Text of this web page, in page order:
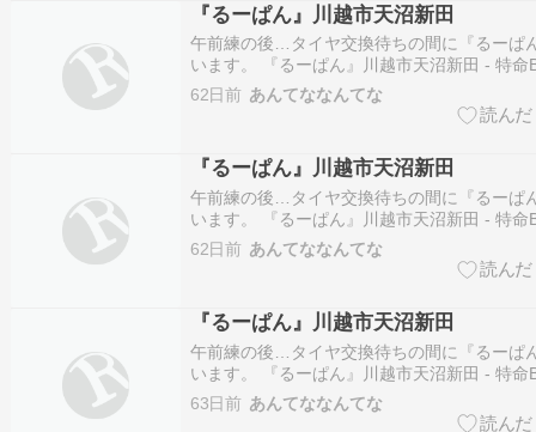
『るーぱん』川越市天沼新田
午前練の後…タイヤ交換待ちの間に『るーぱ
います。 『るーぱん』川越市天沼新田 - 特命
の報告書[埼玉] 続きを読む
62日前 あんてななんてな
『るーぱん』川越市天沼新田
午前練の後…タイヤ交換待ちの間に『るーぱ
います。 『るーぱん』川越市天沼新田 - 特命
の報告書[埼玉] 続きを読む
62日前 あんてななんてな
『るーぱん』川越市天沼新田
午前練の後…タイヤ交換待ちの間に『るーぱ
います。 『るーぱん』川越市天沼新田 - 特命
の報告書[埼玉] 続きを読む
63日前 あんてななんてな